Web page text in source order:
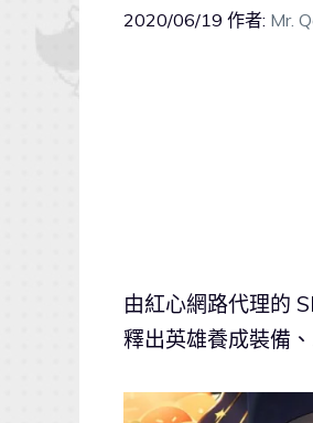
2020/06/19 作者: Mr.
由紅心網路代理的
釋出英雄養成裝備